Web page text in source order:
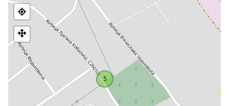
Apostołów Piotra i Pawła jest bazyliką bez ryzalitów;
czworoboczna dzwonnica wznosi się nad przedsionkiem,
zwieńczona spiczastym ośmiobocznym dachem z krzyżem. Z
tyłu znajduje się fasetowana absyda z ołtarzem. Centralną
fasadę budynku zdobi niewielka klatka schodowa. Boczne
fasady kościoła zdobią wysokie łukowe okna i pseudokolumny.
Rzymskokatolicki kościół został zbudowany w taki sposób, że
jego wysoka wieża jest widoczna z niemal każdego zakątka
5